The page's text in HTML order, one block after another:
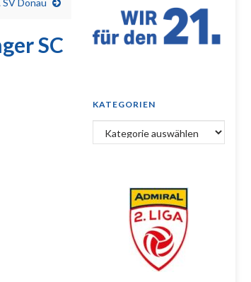
Donau
SC
KATEGORIEN
Kategorien